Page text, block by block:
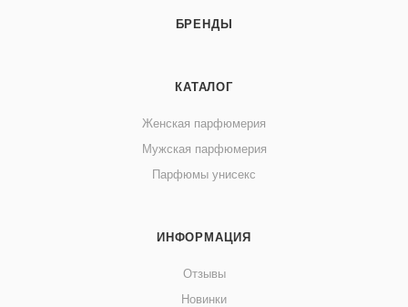
БРЕНДЫ
КАТАЛОГ
Женская парфюмерия
Мужская парфюмерия
Парфюмы унисекс
ИНФОРМАЦИЯ
Отзывы
Новинки